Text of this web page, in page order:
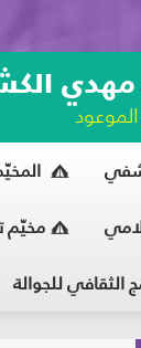
مهدي
مخيّم
الثقافي للجوالة
مسابقة الركب